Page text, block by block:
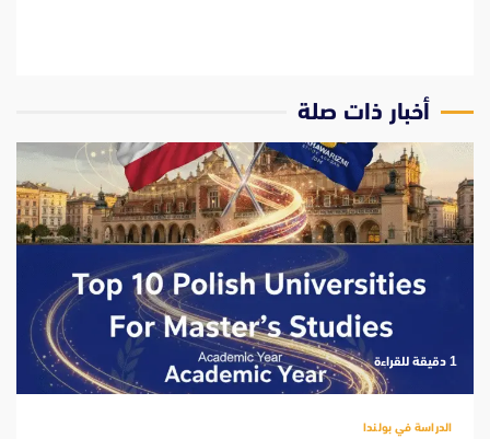
‫أخبار ذات صلة
‫1 دقيقة للقراءة
الدراسة في بولندا